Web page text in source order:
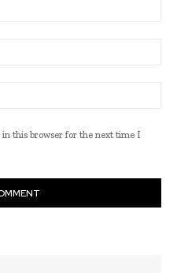
in this browser for the next time I